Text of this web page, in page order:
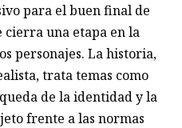
para el buen final de
cierra una etapa en la
personajes. La historia,
trata temas como
de la identidad y la
frente a las normas